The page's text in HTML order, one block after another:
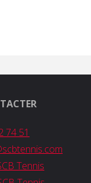
74 51
Tennis